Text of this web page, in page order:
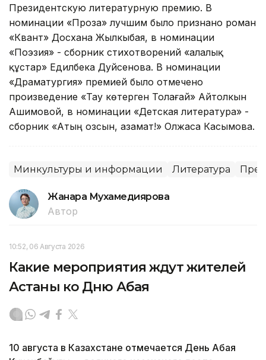
Президентскую литературную премию. В
номинации «Проза» лучшим было признано роман
«Квант» Досхана Жылкыбая, в номинации
«Поэзия» - сборник стихотворений «Қалалық
құстар» Едилбека Дуйсенова. В номинации
«Драматургия» премией было отмечено
произведение «Тау көтерген Толағай» Айтолкын
Ашимовой, в номинации «Детская литература» -
сборник «Атың озсын, азамат!» Олжаса Касымова.
Минкультуры и информации Литература
Жанара Мухамедиярова
Автор
10:52, 06 Августа 2026
Какие мероприятия ждут жителей
Астаны ко Дню Абая
10 августа в Казахстане отмечается День Абая